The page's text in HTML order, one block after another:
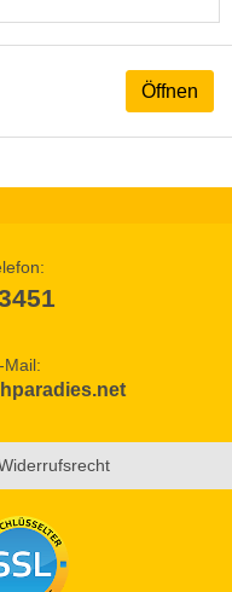
Öffnen
Mail: